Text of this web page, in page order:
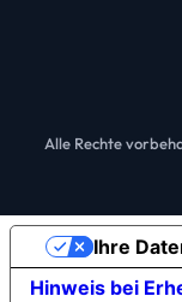
Alle Rechte
Hinweis bei
Ihre